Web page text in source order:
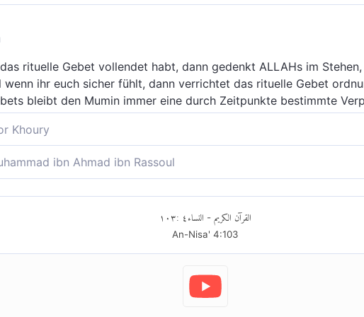
rituelle Gebet vollendet habt, dann gedenkt ALLAHs im
wenn ihr euch sicher fühlt, dann verrichtet das rituelle Gebet
bleibt den Mumin immer eine durch Zeitpunkte bestimmte
Khoury
beendet habt, dann gedenket Gottes im Stehen und Sitzen
habt, dann verrichtet das Gebet. Das Gebet ist für die Gläubigen
ibn Ahmad ibn Rassoul
القرآن الكريم - النساء٤ :١٠٣
An-Nisa' 4:103